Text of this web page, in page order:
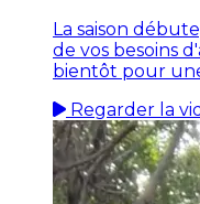
La saison
de vos besoins
bientôt pour
Regarder la